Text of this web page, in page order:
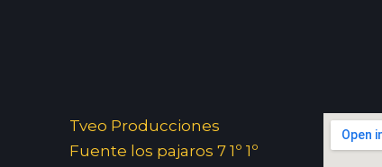
Tveo Producciones
Fuente los pajaros 7 1º 1º